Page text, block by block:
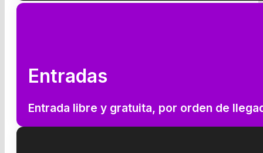
Entradas
Entrada libre y gratuita, por orden de